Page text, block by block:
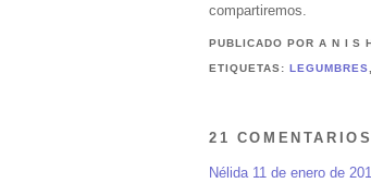
compartiremos.
PUBLICADO POR A N I S
ETIQUETAS: LEGUMBRES
21
Nélida 11 de enero de